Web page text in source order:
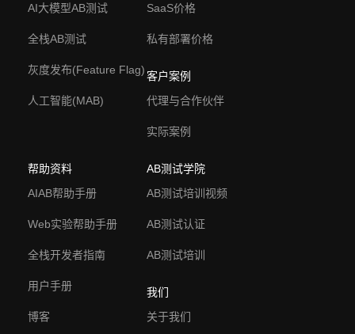
AI大模型AB测试
全栈AB测试
灰度发布(Feature Flag)
人工智能(MAB)
SaaS价格
私有部署价格
客户案例
代理与合作伙伴
实际案例
帮助资料
AIAB帮助手册
Web实验帮助手册
全栈开发者指南
用户手册
博客
AB测试学院
AB测试培训视频
AB测试认证
AB测试培训
我们
关于我们